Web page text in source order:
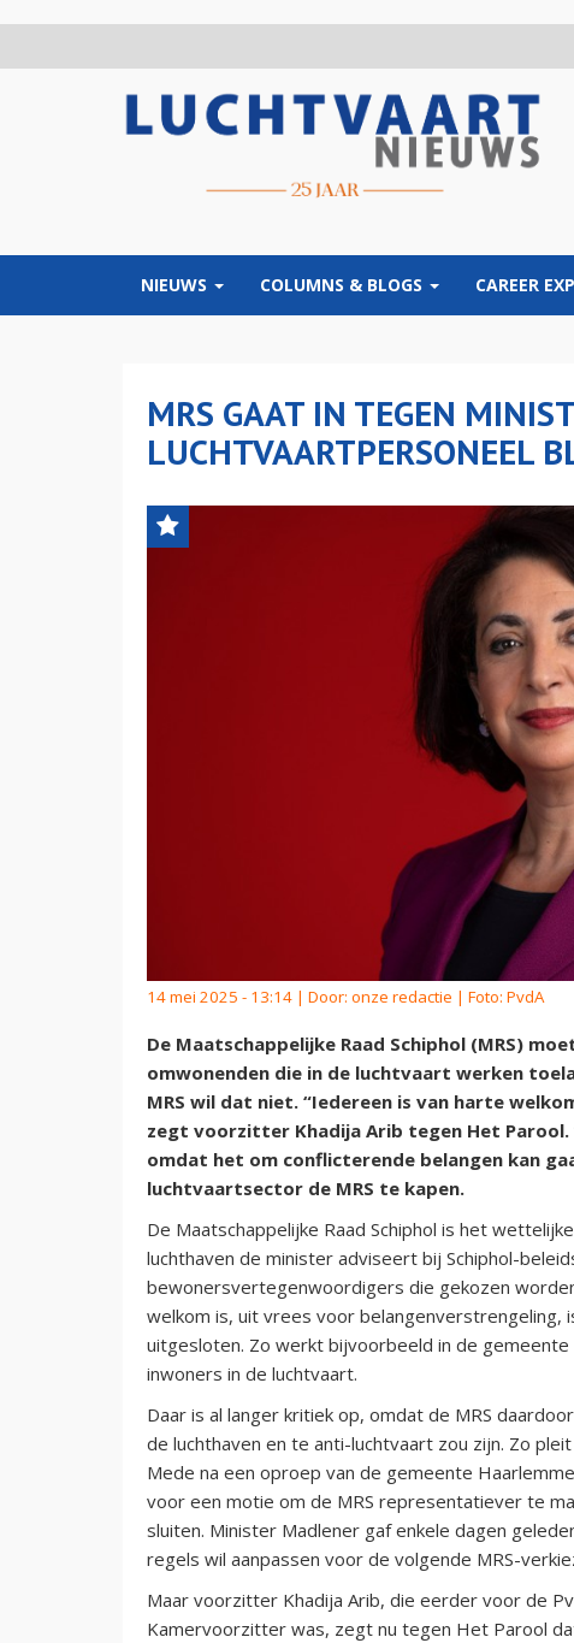
NIEUWS COLUMNS & BLOGS CAREER
MRS GAAT IN TEGEN
LUCHTVAARTPERSONEEL
14 mei 2025 - 13:14 | Door: onze redactie | Foto: PvdA
De Maatschappelijke Raad Schiphol (MRS)
omwonenden die in de luchtvaart werken
MRS wil dat niet. “Iedereen is van harte
zegt voorzitter Khadija Arib tegen Het Parool.
omdat het om conflicterende belangen kan
luchtvaartsector de MRS te kapen.
De Maatschappelijke Raad Schiphol is het
luchthaven de minister adviseert bij Schiphol-
bewonersvertegenwoordigers die gekozen
welkom is, uit vrees voor belangenverstrengeling,
uitgesloten. Zo werkt bijvoorbeeld in de
inwoners in de luchtvaart.
Daar is al langer kritiek op, omdat de MRS
de luchthaven en te anti-luchtvaart zou zijn. Zo
Mede na een oproep van de gemeente
voor een motie om de MRS representatiever te
sluiten. Minister Madlener gaf enkele dagen
regels wil aanpassen voor de volgende MRS-
Maar voorzitter Khadija Arib, die eerder voor de
Kamervoorzitter was, zegt nu tegen Het Parool